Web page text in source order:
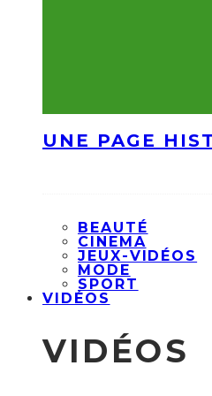
UNE PAGE
BEAUTÉ
CINEMA
JEUX-VIDÉOS
MODE
SPORT
VIDÉOS
VIDÉOS